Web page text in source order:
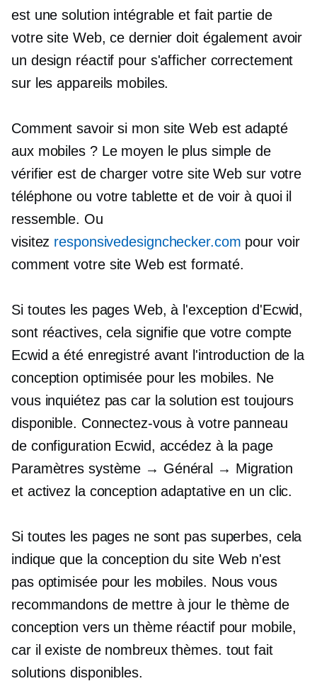
est une solution intégrable et fait partie de
votre site Web, ce dernier doit également avoir
un design réactif pour s'afficher correctement
sur les appareils mobiles.
Comment savoir si mon site Web est adapté
aux mobiles ? Le moyen le plus simple de
vérifier est de charger votre site Web sur votre
téléphone ou votre tablette et de voir à quoi il
ressemble. Ou
visitez responsivedesignchecker.com pour voir
comment votre site Web est formaté.
Si toutes les pages Web, à l'exception d'Ecwid,
sont réactives, cela signifie que votre compte
Ecwid a été enregistré avant l'introduction de la
conception optimisée pour les mobiles. Ne
vous inquiétez pas car la solution est toujours
disponible. Connectez-vous à votre panneau
de configuration Ecwid, accédez à la page
Paramètres système → Général → Migration
et activez la conception adaptative en un clic.
Si toutes les pages ne sont pas superbes, cela
indique que la conception du site Web n'est
pas optimisée pour les mobiles. Nous vous
recommandons de mettre à jour le thème de
conception vers un thème réactif pour mobile,
car il existe de nombreux thèmes. tout fait
solutions disponibles.